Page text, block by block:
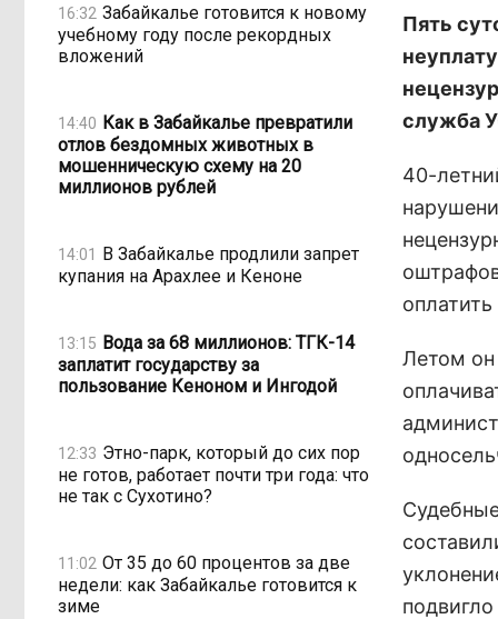
16:32 Забайкалье готовится к новому
учебному году после рекордных
вложений
14:40 Как в Забайкалье превратили
отлов бездомных животных в
мошенническую схему на 20
миллионов рублей
14:01 В Забайкалье продлили запрет
купания на Арахлее и Кеноне
13:15 Вода за 68 миллионов: ТГК-14
заплатит государству за
пользование Кеноном и Ингодой
12:33 Этно-парк, который до сих пор
не готов, работает почти три года: что
не так с Сухотино?
11:02 От 35 до 60 процентов за две
недели: как Забайкалье готовится к
зиме
Пять
служба
40-
Летом он